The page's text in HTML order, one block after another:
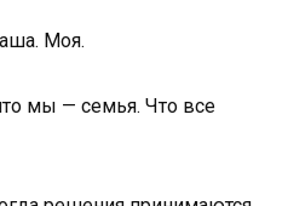
Моя.
мы — семья. Что все